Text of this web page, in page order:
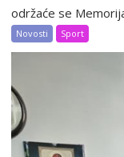
održaće se
Novosti Sport